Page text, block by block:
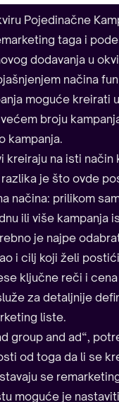
Pojedinačne
taga i
dodavanja u
načina
moguće kreirati
broju
kampanja.
kreiraju na isti
je što ovde
načina: prilikom
ili više kampanja
je najpe
i cilj koji želi
ključne reči i
za detaljnije
liste.
group and ad“,
od toga da li se
se
moguće je